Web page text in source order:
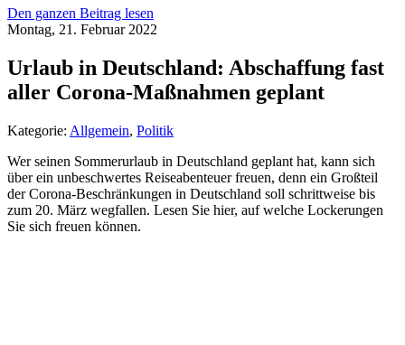
Den ganzen Beitrag lesen
Montag, 21. Februar 2022
Urlaub in Deutschland: Abschaffung fast
aller Corona-Maßnahmen geplant
Kategorie: Allgemein, Politik
Wer seinen Sommerurlaub in Deutschland geplant hat, kann sich
über ein unbeschwertes Reiseabenteuer freuen, denn ein Großteil
der Corona-Beschränkungen in Deutschland soll schrittweise bis
zum 20. März wegfallen. Lesen Sie hier, auf welche Lockerungen
Sie sich freuen können.